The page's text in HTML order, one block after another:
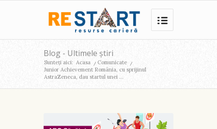
Blog - Ultimele știri
Sunteți aici: Acasa / Comunicate /
Junior Achievement România, cu sprijinul
AstraZeneca, dau startul unei ...